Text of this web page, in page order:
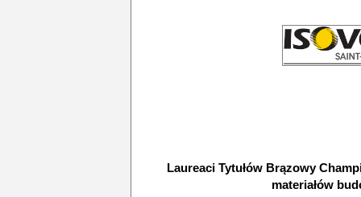
Laureaci Tytułów Brązowy
materiałów